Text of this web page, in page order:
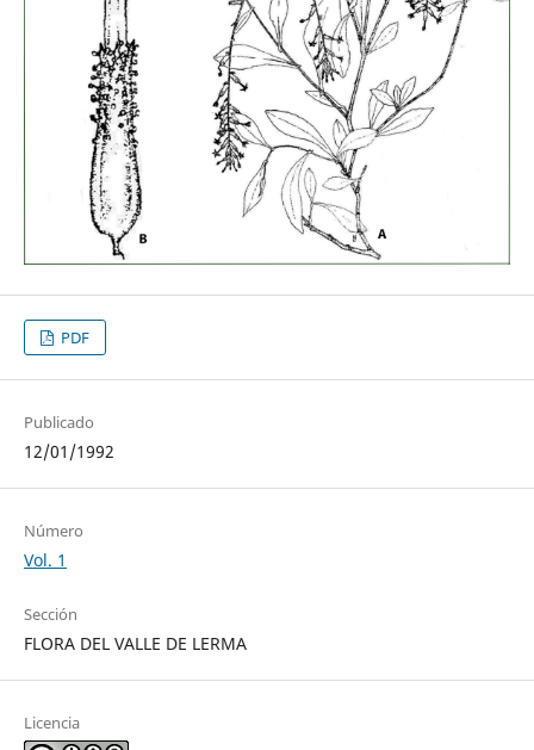
PDF
Publicado
12/01/1992
Número
Vol. 1
Sección
FLORA DEL VALLE DE LERMA
Licencia